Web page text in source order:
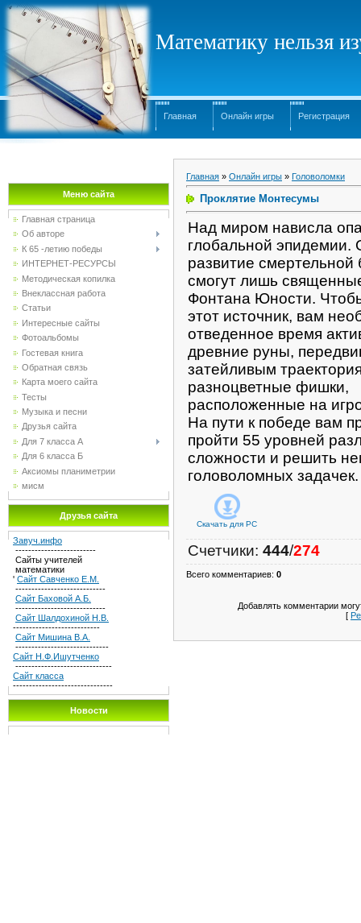
Математику нельзя
Главная Онлайн игры Регистрация
Меню сайта
Главная страница
Об авторе
К 65 -летию победы
ИНТЕРНЕТ-РЕСУРСЫ
Методическая копилка
Внеклассная работа
Статьи
Интересные сайты
Фотоальбомы
Гостевая книга
Обратная связь
Карта моего сайта
Тесты
Музыка и песни
Друзья сайта
Для 7 класса А
Для 6 класса Б
Аксиомы планиметрии
мисм
Друзья сайта
Завуч.инфо
-------------------------
Сайты учителей
математики
' Сайт Савченко Е.М.
----------------------------
Сайт Баховой А.Б.
----------------------------
Сайт Шалдохиной Н.В.
---------------------------
Сайт Мишина В.А.
-----------------------------
Сайт Н.Ф.Ишутченко
------------------------------
Сайт класса
-------------------------------
Новости
Главная » Онлайн игры » Головоломки
Проклятие Монтесумы
Над миром нависла
глобальной эпидемии.
развитие смертельной
смогут лишь
Фонтана Юности.
этот источник, вам
отведенное время
древние руны,
затейливым
разноцветные фишки,
расположенные на
На пути к победе вам
пройти 55 уровней
сложности и решить
головоломных задачек.
Скачать для PC
Счетчики: 444/274
Всего комментариев: 0
Добавлять комментарии
[